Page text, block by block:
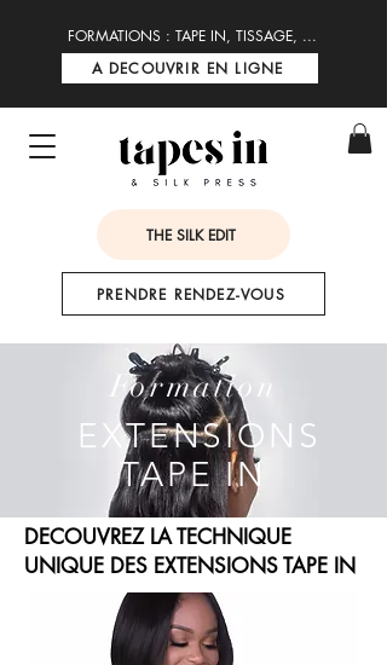
FORMATIONS : TAPE IN, TISSAGE, ...
A DECOUVRIR EN LIGNE
PRENDRE RENDEZ-VOUS
THE SILK EDIT
Formation
EXTENSIONS
TAPE IN
DECOUVREZ LA TECHNIQUE
UNIQUE DES EXTENSIONS TAPE IN